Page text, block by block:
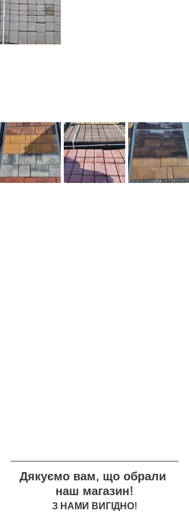
Дякуємо вам, що обрали
наш магазин!
З НАМИ ВИГІДНО!